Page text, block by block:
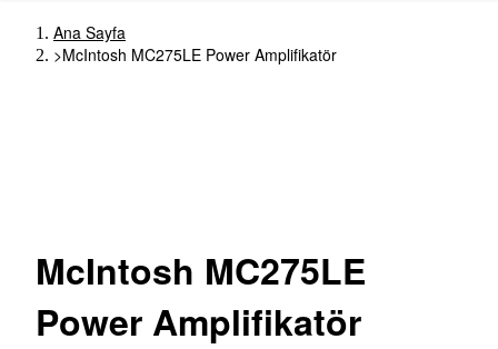
Ana Sayfa
>McIntosh MC275LE Power Amplifikatör
McIntosh MC275LE
Power Amplifikatör